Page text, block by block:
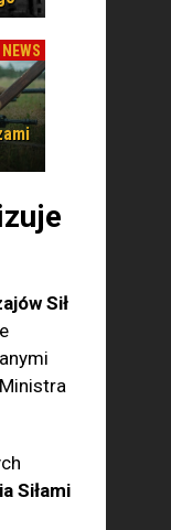
NEWS
Sił
Siłami